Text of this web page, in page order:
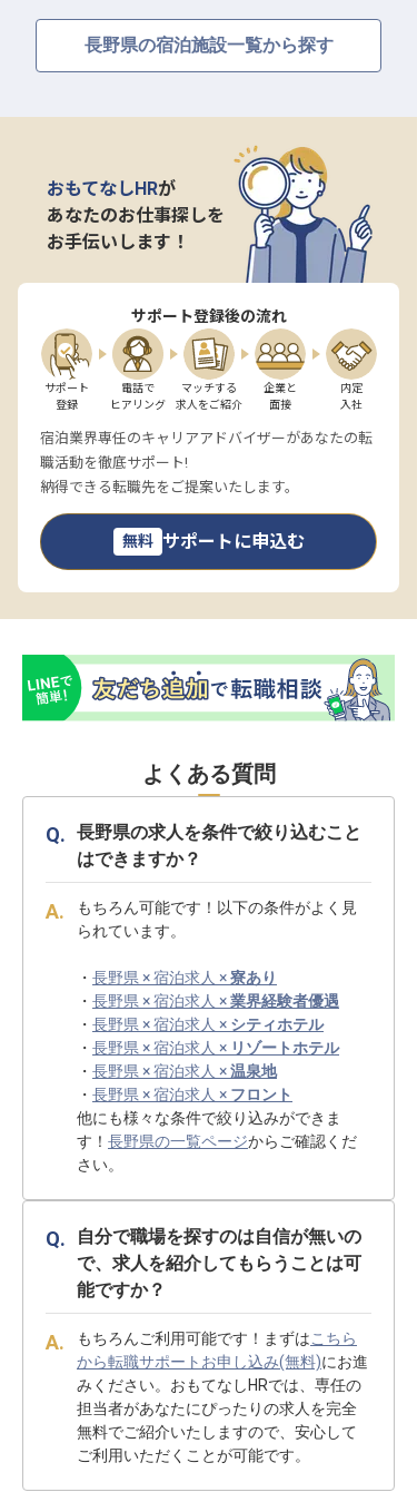
長野県の宿泊施設一覧から探す
おもてなしHRが
あなたのお仕事探しを
お手伝いします！
サポート登録後の流れ
サポート
登録
電話で
ヒアリング
マッチする
求人をご紹介
企業と
面接
内定
入社
宿泊業界専任のキャリアアドバイザーがあなたの転
職活動を徹底サポート!
納得できる転職先をご提案いたします。
無料 サポートに申込む
よくある質問
長野県の求人を条件で絞り込むこと
はできますか？
もちろん可能です！以下の条件がよく見
られています。
・ 長野県 × 宿泊求人 ×寮あり
・ 長野県 × 宿泊求人 ×業界経験者優遇
・ 長野県 × 宿泊求人 × シティホテル
・ 長野県 × 宿泊求人 × リゾートホテル
・ 長野県 × 宿泊求人 ×温泉地
・ 長野県 × 宿泊求人 × フロント
他にも様々な条件で絞り込みができま
す！ 長野県の一覧ページからご確認くだ
さい。
自分で職場を探すのは自信が無いの
で、求人を紹介してもらうことは可
能ですか？
もちろんご利用可能です！まずはこちら
から転職サポートお申し込み(無料)にお進
みください。おもてなしHRでは、専任の
担当者があなたにぴったりの求人を完全
無料でご紹介いたしますので、安心して
ご利用いただくことが可能です。